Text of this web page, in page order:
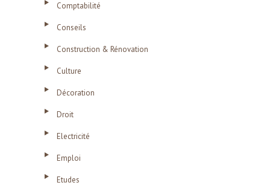
Comptabilité
Conseils
Construction & Rénovation
Culture
Décoration
Droit
Electricité
Emploi
Etudes